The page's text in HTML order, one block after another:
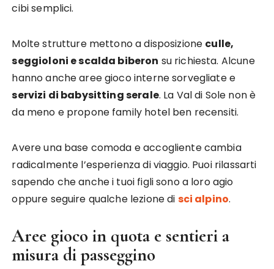
cibi semplici.
Molte strutture mettono a disposizione culle,
seggioloni e scalda biberon su richiesta. Alcune
hanno anche aree gioco interne sorvegliate e
servizi di babysitting serale. La Val di Sole non è
da meno e propone family hotel ben recensiti.
Avere una base comoda e accogliente cambia
radicalmente l’esperienza di viaggio. Puoi rilassarti
sapendo che anche i tuoi figli sono a loro agio
oppure seguire qualche lezione di sci alpino.
Aree gioco in quota e sentieri a
misura di passeggino